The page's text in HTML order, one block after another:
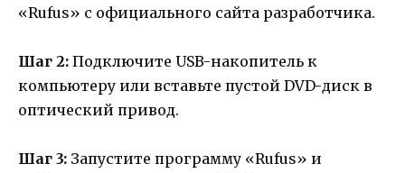
«Rufus» с официального сайта разработчика.
Шаг 2: Подключите USB-накопитель к
компьютеру или вставьте пустой DVD-диск в
оптический привод.
Шаг 3: Запустите программу «Rufus» и